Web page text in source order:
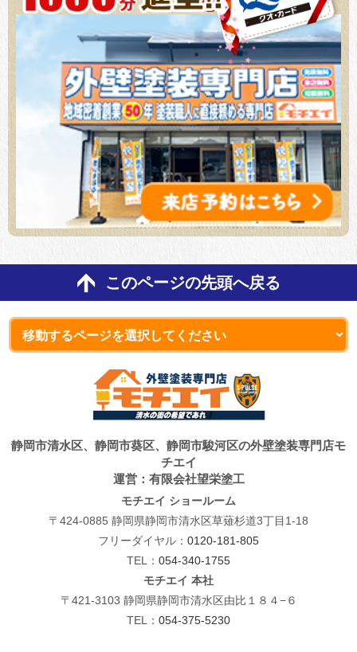
このページの先頭へ戻る
静岡市清水区、静岡市葵区、静岡市駿河区の外壁塗装専門店モ
チエイ
運営：有限会社望栄塗工
モチエイ ショールーム
〒424-0885 静岡県静岡市清水区草薙杉道3丁目1-18
フリーダイヤル： 0120-181-805
TEL： 054-340-1755
モチエイ 本社
〒421-3103 静岡県静岡市清水区由比１８４−６
TEL： 054-375-5230